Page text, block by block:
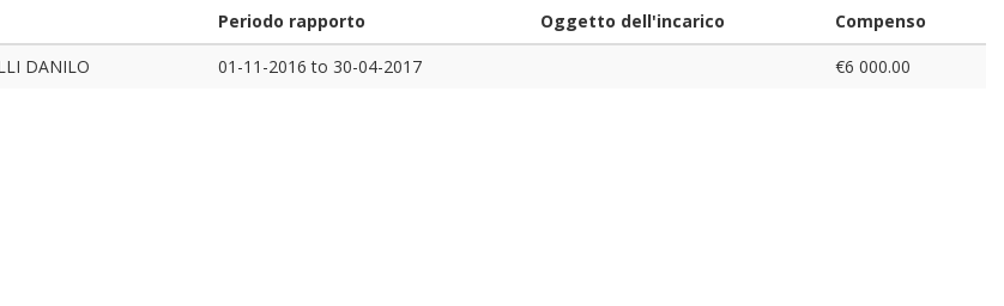
Periodo rapporto Oggetto dell'incarico
Compenso
DANILO 01-11-2016 to 30-04-2017 €6 000.00